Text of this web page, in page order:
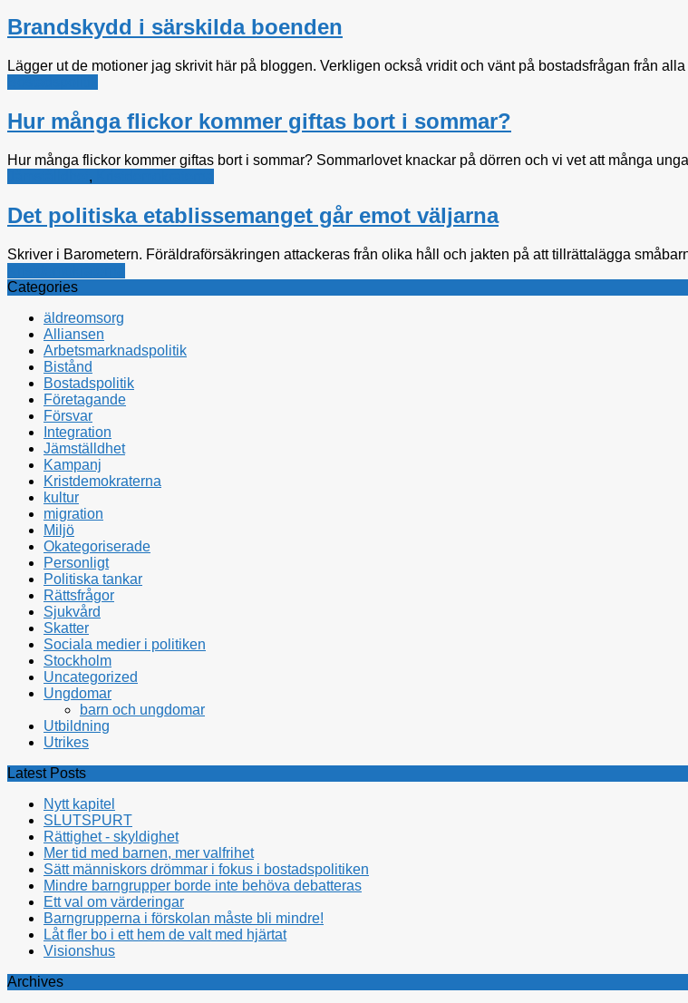
Brandskydd i särskilda boenden
Lägger ut de motioner jag skrivit här på bloggen. Verkligen också vridit och vänt på bostadsfrågan från alla
Hur många flickor kommer giftas bort i sommar?
Hur många flickor kommer giftas bort i sommar? Sommarlovet knackar på dörren och vi vet att många
,
Det politiska etablissemanget går emot väljarna
Skriver i Barometern. Föräldraförsäkringen attackeras från olika håll och jakten på att tillrättalägga
Categories
äldreomsorg
Alliansen
Arbetsmarknadspolitik
Bistånd
Bostadspolitik
Företagande
Försvar
Integration
Jämställdhet
Kampanj
Kristdemokraterna
kultur
migration
Miljö
Okategoriserade
Personligt
Politiska tankar
Rättsfrågor
Sjukvård
Skatter
Sociala medier i politiken
Stockholm
Uncategorized
Ungdomar
barn och ungdomar
Utbildning
Utrikes
Latest Posts
Nytt kapitel
SLUTSPURT
Rättighet - skyldighet
Mer tid med barnen, mer valfrihet
Sätt människors drömmar i fokus i bostadspolitiken
Mindre barngrupper borde inte behöva debatteras
Ett val om värderingar
Barngrupperna i förskolan måste bli mindre!
Låt fler bo i ett hem de valt med hjärtat
Visionshus
Archives